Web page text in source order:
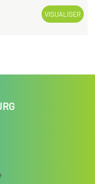
VISUALISER